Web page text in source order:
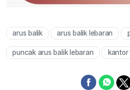
arus balik arus balik lebaran
puncak arus balik lebaran